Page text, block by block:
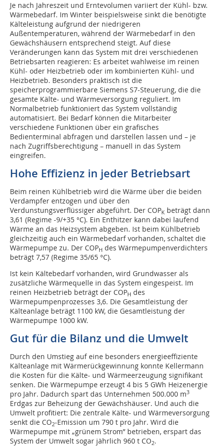
Je nach Jahreszeit und Erntevolumen variiert der Kühl- bzw.
Wärmebedarf. Im Winter beispielsweise sinkt die benötigte
Kälteleistung aufgrund der niedrigeren
Außentemperaturen, während der Wärmebedarf in den
Gewächshäusern entsprechend steigt. Auf diese
Veränderungen kann das System mit drei verschiedenen
Betriebsarten reagieren: Es arbeitet wahlweise im reinen
Kühl- oder Heizbetrieb oder im kombinierten Kühl- und
Heizbetrieb. Besonders praktisch ist die
speicherprogrammierbare Siemens S7-Steuerung, die die
gesamte Kälte- und Wärmeversorgung reguliert. Im
Normalbetrieb funktioniert das System vollständig
automatisiert. Bei Bedarf können die Mitarbeiter
verschiedene Funktionen über ein grafisches
Bedienterminal abfragen und darstellen lassen und – je
nach Zugriffsberechtigung – manuell in das System
eingreifen.
Hohe Effizienz in jeder Betriebsart
Beim reinen Kühlbetrieb wird die Wärme über die beiden
Verdampfer entzogen und über den
Verdunstungsverflüssiger abgeführt. Der COPK beträgt dann
3,61 (Regime -9/+35 °C). Ein Enthitzer kann dabei laufend
Wärme an das Heizsystem abgeben. Ist beim Kühlbetrieb
gleichzeitig auch ein Wärmebedarf vorhanden, schaltet die
Wärmepumpe zu. Der COPH des Wärmepumpenverdichters
beträgt 7,57 (Regime 35/65 °C).
Ist kein Kältebedarf vorhanden, wird Grundwasser als
zusätzliche Wärmequelle in das System eingespeist. Im
reinen Heizbetrieb beträgt der COPH des
Wärmepumpenprozesses 3,6. Die Gesamtleistung der
Kälteanlage beträgt 1100 kW, die Gesamtleistung der
Wärmepumpe 1000 kW.
Gut für die Bilanz und die Umwelt
Durch den Umstieg auf eine besonders energieeffiziente
Kälteanlage mit Wärmerückgewinnung konnte Kellermann
die Kosten für die Kälte- und Wärmeerzeugung signifikant
senken. Die Wärmepumpe erzeugt 4 bis 5 GWh Heizenergie
pro Jahr. Dadurch spart das Unternehmen 500.000 m3
Erdgas zur Beheizung der Gewächshäuser. Und auch die
Umwelt profitiert: Die zentrale Kälte- und Wärmeversorgung
senkt die CO2-Emission um 790 t pro Jahr. Wird die
Wärmepumpe mit „grünem Strom” betrieben, erspart das
System der Umwelt sogar jährlich 960 t CO2.